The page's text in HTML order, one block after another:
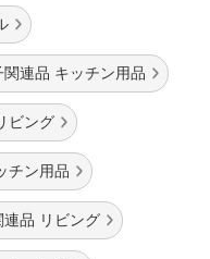
関連品 キッチン用品
ビング
チン用品
連品 リビング